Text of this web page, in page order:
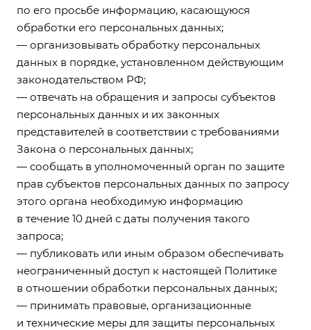
по его просьбе информацию, касающуюся
обработки его персональных данных;
— организовывать обработку персональных
данных в порядке, установленном действующим
законодательством РФ;
— отвечать на обращения и запросы субъектов
персональных данных и их законных
представителей в соответствии с требованиями
Закона о персональных данных;
— сообщать в уполномоченный орган по защите
прав субъектов персональных данных по запросу
этого органа необходимую информацию
в течение 10 дней с даты получения такого
запроса;
— публиковать или иным образом обеспечивать
неограниченный доступ к настоящей Политике
в отношении обработки персональных данных;
— принимать правовые, организационные
и технические меры для защиты персональных